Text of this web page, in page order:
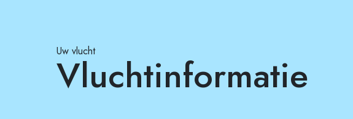
Uw vlucht
Vluchtinformatie